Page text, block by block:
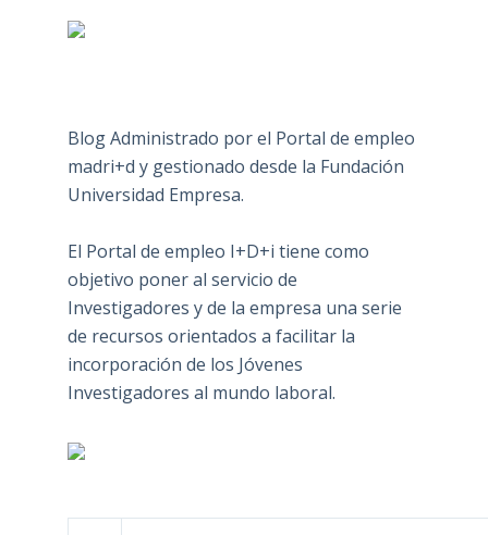
Blog Administrado por el Portal de empleo
madri+d y gestionado desde la Fundación
Universidad Empresa.
El Portal de empleo I+D+i tiene como
objetivo poner al servicio de
Investigadores y de la empresa una serie
de recursos orientados a facilitar la
incorporación de los Jóvenes
Investigadores al mundo laboral.